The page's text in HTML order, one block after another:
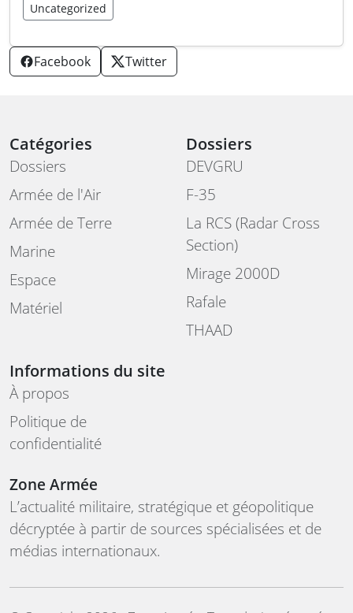
Uncategorized
Facebook Twitter
Catégories
Dossiers
Armée de l'Air
Armée de Terre
Marine
Espace
Matériel
Dossiers
DEVGRU
F-35
La RCS (Radar Cross
Section)
Mirage 2000D
Rafale
THAAD
Informations du site
À propos
Politique de
confidentialité
Zone Armée
L’actualité militaire, stratégique et géopolitique
décryptée à partir de sources spécialisées et de
médias internationaux.